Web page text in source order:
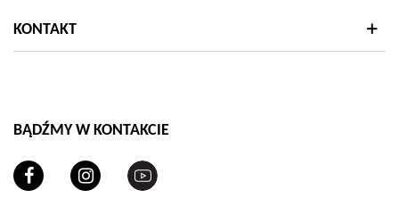
KONTAKT
BĄDŹMY W KONTAKCIE